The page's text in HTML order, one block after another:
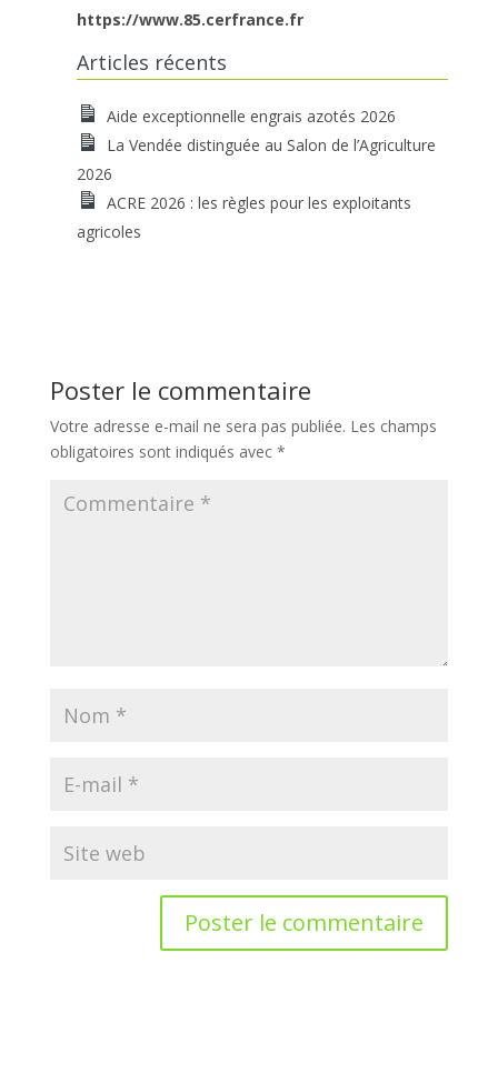
https://www.85.cerfrance.fr
Articles récents
Aide exceptionnelle engrais azotés 2026
La Vendée distinguée au Salon de l’Agriculture
2026
ACRE 2026 : les règles pour les exploitants
agricoles
Poster le commentaire
Votre adresse e-mail ne sera pas publiée. Les champs
obligatoires sont indiqués avec *